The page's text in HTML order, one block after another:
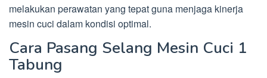
melakukan perawatan yang tepat guna menjaga kinerja
mesin cuci dalam kondisi optimal.
Cara Pasang Selang Mesin Cuci 1
Tabung